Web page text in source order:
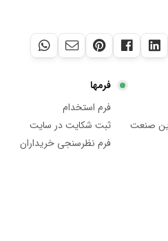
صنعت
فرمها
فرم استخدام
ثبت شکایت در سایت
فرم نظرسنجی خریداران